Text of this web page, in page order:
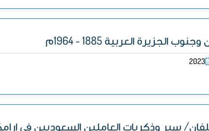
العربية 1885 - 1964م
2023
سير وذكريات العاملين السعوديين في